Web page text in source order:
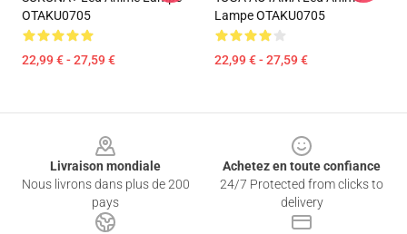
OTAKU0705
22,99 € - 27,59 €
Lampe OTAKU0705
22,99 € - 27,59 €
Livraison mondiale
Nous livrons dans plus de 200
pays
Achetez en toute confiance
24/7 Protected from clicks to
delivery